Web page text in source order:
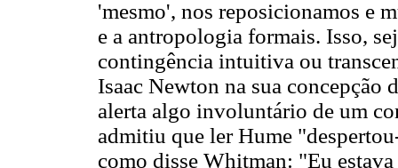
'mesmo', nos reposicionamos e
e a antropologia formais. Isso,
contingência intuitiva ou
Isaac Newton na sua concepção
alerta algo involuntário de um
admitiu que ler Hume
como disse Whitman: "Eu